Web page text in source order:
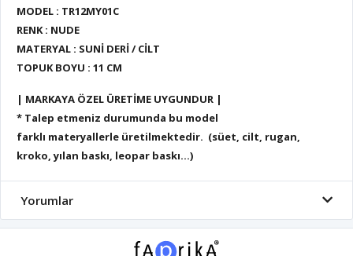
MODEL : TR12MY01C
RENK : NUDE
MATERYAL : SUNİ DERİ / CİLT
TOPUK BOYU : 11 CM
| MARKAYA ÖZEL ÜRETİME UYGUNDUR |
* Talep etmeniz durumunda bu model
farklı materyallerle üretilmektedir. (süet, cilt, rugan,
kroko, yılan baskı, leopar baskı...)
Yorumlar